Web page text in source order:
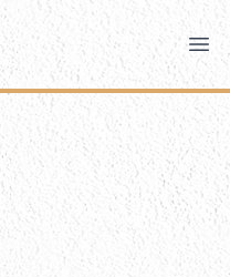
ンド
創業100年の安心 ペイン
ド